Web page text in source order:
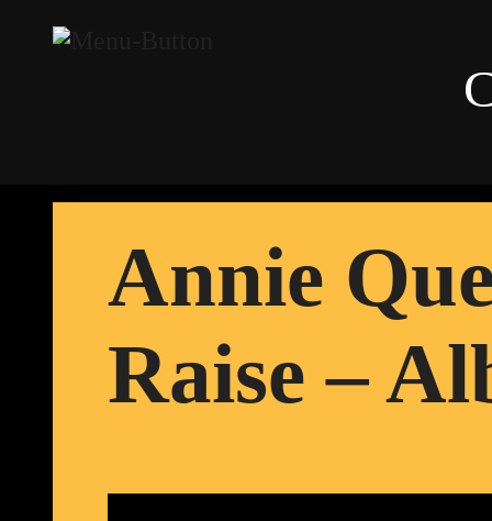
Annie
Raise –